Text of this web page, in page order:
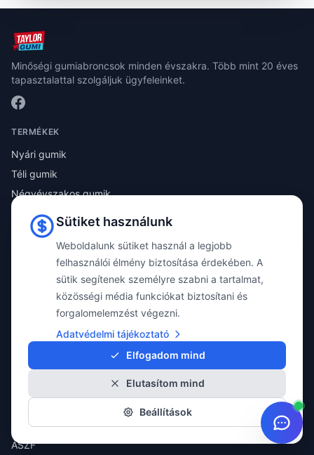
Minőségi gumiabroncsok minden évszakra. Több mint 20 éves
tapasztalattal szolgáljuk ügyfeleinket.
TERMÉKEK
Nyári gumik
Téli gumik
Négyévszakos gumik
Katalógus
Összes termék
MOBIL ALKALMAZÁS
Töltse le díjmentes MyPoint-S mobil alkalmazásunkat a személyre szabott
kiszolgálásért!
✓ Tervezhető időpontok
✓ Gyártó független szaktanácsadás
INFORMÁCIÓ
ÁSZF
Sütiket használunk
Weboldalunk sütiket használ a legjobb
felhasználói élmény biztosítása érdekében. A
sütik segítenek személyre szabni a tartalmat,
közösségi média funkciókat biztosítani és
forgalomelemzést végezni.
Adatvédelmi tájékoztató
Elfogadom mind
Elutasítom mind
Beállítások